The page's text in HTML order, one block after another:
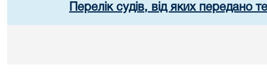
Перелік судів, від яких передано